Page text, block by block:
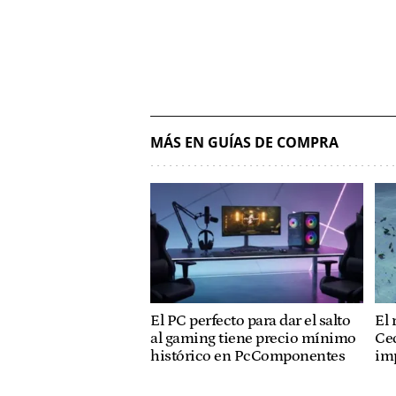
MÁS EN GUÍAS DE COMPRA
El PC perfecto para dar el salto
al gaming tiene precio mínimo
histórico en PcComponentes
El